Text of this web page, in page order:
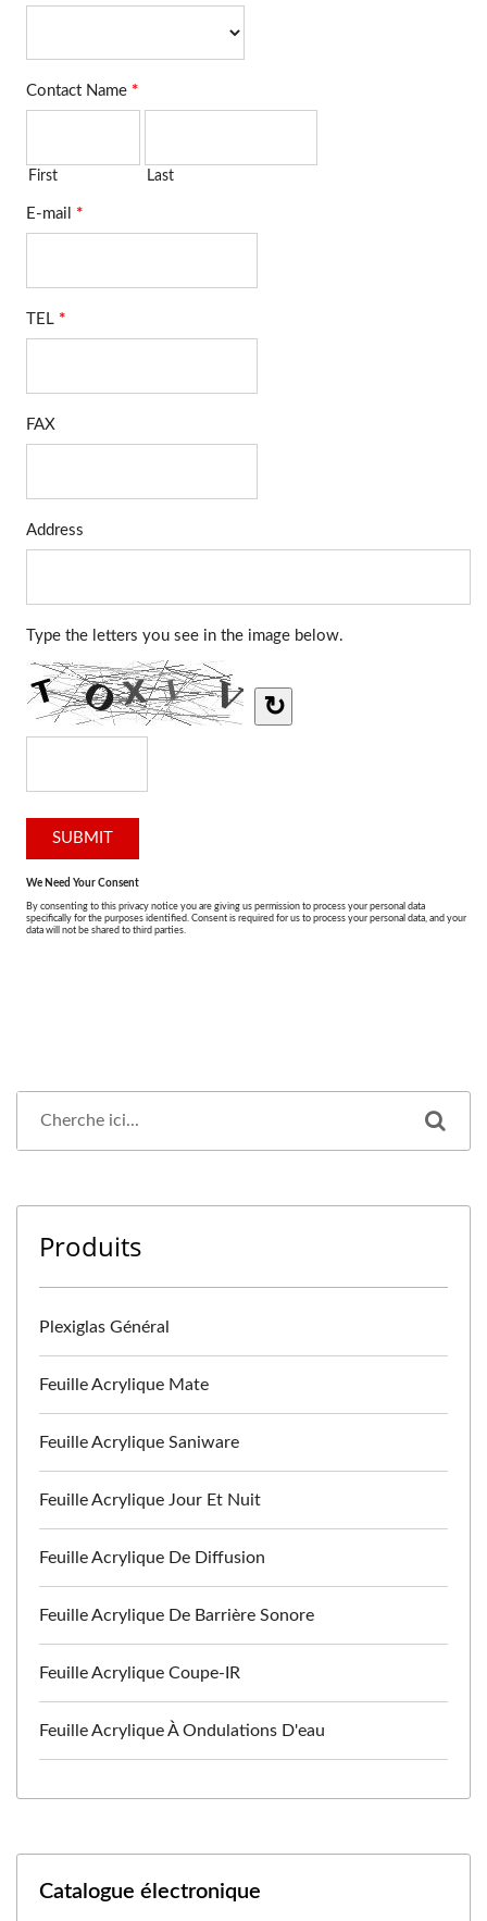
Produits
Plexiglas Général
Feuille Acrylique Mate
Feuille Acrylique Saniware
Feuille Acrylique Jour Et Nuit
Feuille Acrylique De Diffusion
Feuille Acrylique De Barrière Sonore
Feuille Acrylique Coupe-IR
Feuille Acrylique À Ondulations D'eau
Catalogue électronique